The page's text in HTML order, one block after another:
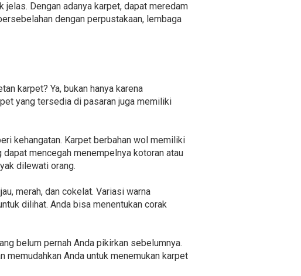
Dengan adanya karpet, dapat meredam
dengan perpustakaan, lembaga
karpet? Ya, bukan hanya karena
yang tersedia di pasaran juga memiliki
kehangatan. Karpet berbahan wol memiliki
mencegah menempelnya kotoran atau
dilewati orang.
merah, dan cokelat. Variasi warna
dilihat. Anda bisa menentukan corak
belum pernah Anda pikirkan sebelumnya.
Anda untuk menemukan karpet